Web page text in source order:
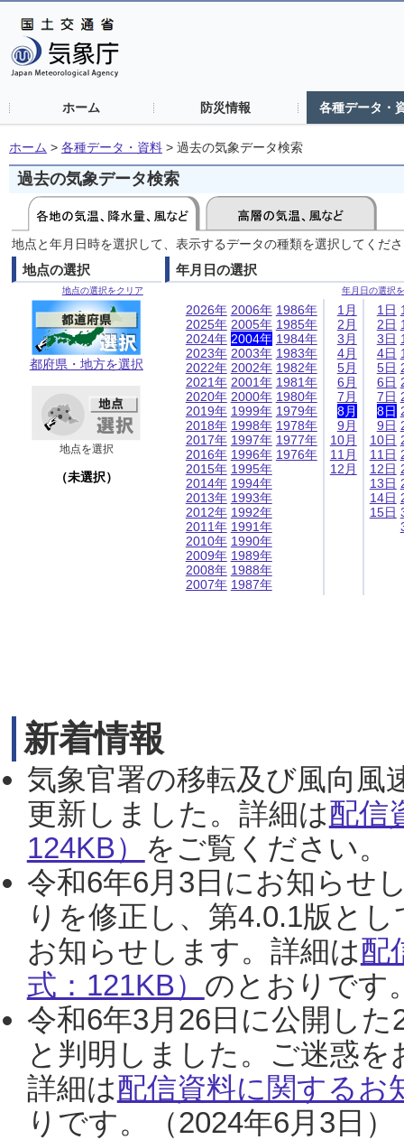
ホーム 防災情報 各種データ・
ホーム > 各種データ・資料 > 過去の気象データ検索
過去の気象データ検索
地点と年月日時を選択して、表示するデータの種類を選択してくだ
地点の選択
地点の選択をクリア
都府県・地方を選択
地点を選択
（未選択）
年月日の選択
年月日の選択
2026年
2025年
2024年
2023年
2022年
2021年
2020年
2019年
2018年
2017年
2016年
2015年
2014年
2013年
2012年
2011年
2010年
2009年
2008年
2007年
2006年
2005年
2004年
2003年
2002年
2001年
2000年
1999年
1998年
1997年
1996年
1995年
1994年
1993年
1992年
1991年
1990年
1989年
1988年
1987年
1986年
1985年
1984年
1983年
1982年
1981年
1980年
1979年
1978年
1977年
1976年
1月
2月
3月
4月
5月
6月
7月
8月
9月
10月
11月
12月
1日
2日
3日
4日
5日
6日
7日
8日
9日
10日
11日
12日
13日
14日
15日
新着情報
気象官署の移転及び風向風
更新しました。詳細は配信
124KB） をご覧ください。
令和6年6月3日にお知らせ
りを修正し、第4.0.1版と
お知らせします。詳細は配
式：121KB） のとおりです
令和6年3月26日に公開し
と判明しました。ご迷惑
詳細は配信資料に関するお
りです。（2024年6月3日）